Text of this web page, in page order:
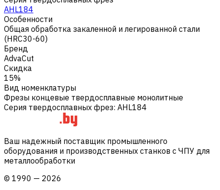
AHL184
Особенности
Общая обработка закаленной и легированной стали
(HRC30-60)
Бренд
AdvaCut
Скидка
15%
Вид номенклатуры
Фрезы концевые твердосплавные монолитные
Серия твердосплавных фрез: AHL184
Ваш надежный поставщик промышленного
оборудования и производственных станков с ЧПУ для
металлообработки
© 1990 — 2026